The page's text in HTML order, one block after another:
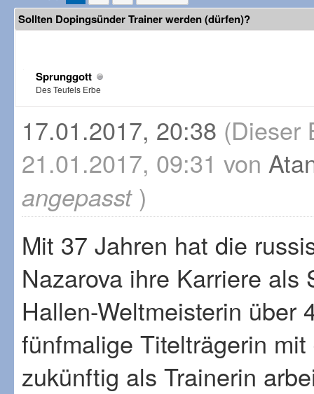
Sollten Dopingsünder Trainer werden (dürfen)?
Sprunggott
Des Teufels Erbe
17.01.2017, 20:38 (Dieser
21.01.2017, 09:31 von
angepasst )
Mit 37 Jahren hat die
Nazarova ihre Karriere
Hallen-Weltmeisterin über
fünfmalige Titelträgerin
zukünftig als Trainerin